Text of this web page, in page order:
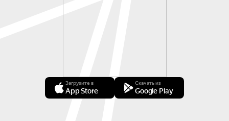
Загрузите в
App Store
Скачать из
Google Play